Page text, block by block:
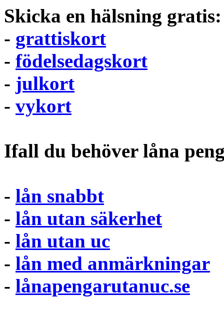
Skicka en hälsning gratis:
- grattiskort
- födelsedagskort
- julkort
- vykort
Ifall du behöver låna
- lån snabbt
- lån utan säkerhet
- lån utan uc
- lån med anmärkningar
- lånapengarutanuc.se